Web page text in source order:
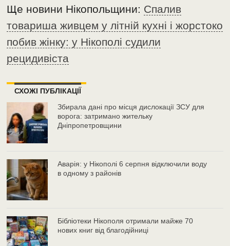
Ще новини Нікопольщини: Спалив
товариша живцем у літній кухні і жорстоко
побив жінку: у Нікополі судили
рецидивіста
СХОЖІ ПУБЛІКАЦІЇ
Збирала дані про місця дислокації ЗСУ для
ворога: затримано жительку
Дніпропетровщини
Аварія: у Нікополі 6 серпня відключили воду
в одному з районів
Бібліотеки Нікополя отримали майже 70
нових книг від благодійниці